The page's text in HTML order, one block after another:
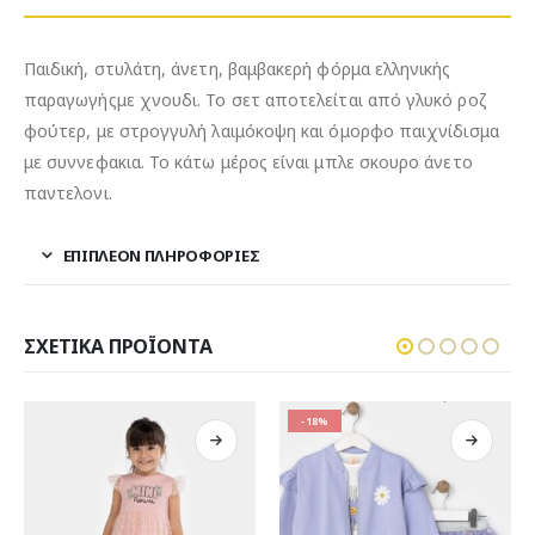
Παιδική, στυλάτη, άνετη, βαμβακερή φόρμα ελληνικής
παραγωγήςμε χνουδι. Το σετ αποτελείται από γλυκό ροζ
φούτερ, με στρογγυλή λαιμόκοψη και όμορφο παιχνίδισμα
με συννεφακια. Το κάτω μέρος είναι μπλε σκουρο άνετο
παντελονι.
ΕΠΙΠΛΈΟΝ ΠΛΗΡΟΦΟΡΊΕΣ
ΣΧΕΤΙΚΆ ΠΡΟΪΌΝΤΑ
-18%